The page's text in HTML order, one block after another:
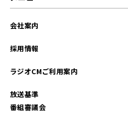
会社案内
採用情報
ラジオCMご利用案内
放送基準
番組審議会